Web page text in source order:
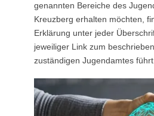
genannten Bereiche des
Kreuzberg erhalten möchten,
Erklärung unter jeder
jeweiliger Link zum
zuständigen Jugendamtes führt.